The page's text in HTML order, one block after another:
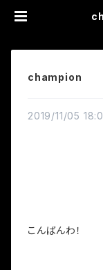
champion
2019/11/05
こんばんわ！